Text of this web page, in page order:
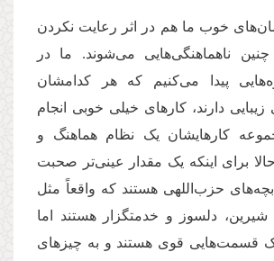
خوب ما هم در اثر رعایت نکردن
چنین ناهماهنگی‌هایی می‌شوند. ما در
پیدا می‌کنیم که هر کدامشان
دارند، کارهای خیلی خوبی انجام
کارهایشان یک نظام هماهنگ و
برای اینکه یک مقدار عینی‌تر صحبت
حزب‌اللهی هستند که واقعاً مثل
دلسوز و خدمتگزار هستند اما
قسمت‌هایی قوی هستند و به چیزهای